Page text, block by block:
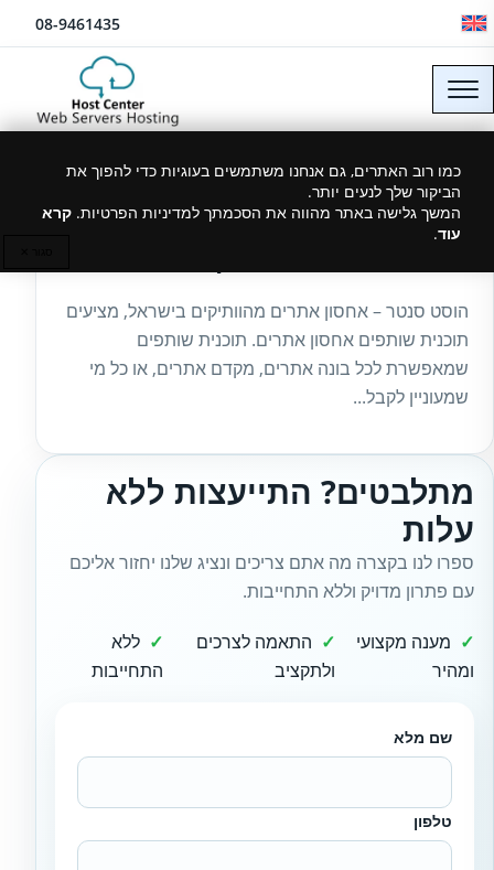
דלג לתוכן 08-9461435
כמו רוב האתרים, גם אנחנו משתמשים בעוגיות כדי להפוך את
הביקור שלך לנעים יותר.
המשך גלישה באתר מהווה את הסכמתך למדיניות הפרטיות. קרא
עוד.
08/11/2023
הוסט סנטר – אחסון אתרים מהוותיקים בישראל, מציעים
תוכנית שותפים אחסון אתרים. תוכנית שותפים
שמאפשרת לכל בונה אתרים, מקדם אתרים, או כל מי
שמעוניין לקבל...
מתלבטים? התייעצות ללא
עלות
ספרו לנו בקצרה מה אתם צריכים ונציג שלנו יחזור אליכם
עם פתרון מדויק וללא התחייבות.
מענה מקצועי
ומהיר
התאמה לצרכים
ולתקציב
ללא
התחייבות
שם מלא
טלפון